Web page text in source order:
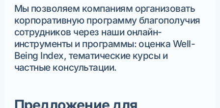
Мы позволяем компаниям организовать
корпоративную программу благополучия
сотрудников через наши онлайн-
инструменты и программы: оценка Well-
Being Index, тематические курсы и
частные консультации.